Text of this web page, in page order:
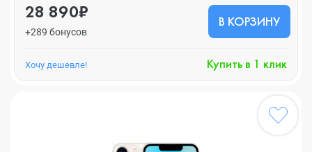
28 890₽
+289 бонусов
В КОРЗИНУ
Хочу дешевле! Купить в 1 клик